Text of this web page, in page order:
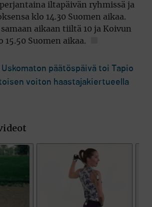
iltapäivän ryhmissä ja
klo 14.30 Suomen aikaa.
aikaan tiiltä 10 ja Koivun
15.50 Suomen aikaa.
päätöspäivä toi Tapio
voiton haastajakiertueella